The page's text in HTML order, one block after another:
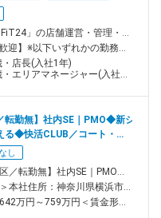
た資格を取得すれば、評
き社員1名＋約20名ほどの
24時間ジム「FiT24」の店舗運営・管理・スタッフ育成もお任せ
【U・Iターン歓迎】※以下いずれかの勤務地へ配属◆全国の各店舗（北海道エリア・東北エリア・関東エリア・中部エリア・近畿エリア・中国エリア・四国エリア・九州エリア）◆本社：神奈川県横浜市都筑区北山田3-1-50＜アクセス＞横浜市営地下鉄グリーンライン「北山田」駅より徒歩7分※受動喫煙対策：各拠点屋内禁煙
店長(入社1年)
エリアマネージャー(入社3年)
転勤無】社内SE｜PMO◆新シ
る◆快活CLUB／コート・ダ
し
【横浜市都筑区／転勤無】社内SE｜PMO◆新システム導入を支える◆快活CLUB／コート・ダジュール等
＜勤務地詳細＞本社住所：神奈川県横浜市都筑区北山田3-1-50 勤務地最寄駅：横浜市営地下鉄線／北山田駅受動喫煙対策：敷地内喫煙可能場所あり変更の範囲：会社の定める事業所
＜予定年収＞642万円～759万円＜賃金形態＞月給制＜賃金内訳＞月額（基本給）：302,000円～342,000円その他固定手当/月：115,000円～145,000円＜月給＞417,000円～487,000円＜昇給有無＞有＜残業手当＞無＜給与補足＞■賞与実績：年2回（7月・12月）賃金はあくまでも目安の金額であり、選考を通じて上下する可能性があります。月給(月額)は固定手当を含めた表記です。